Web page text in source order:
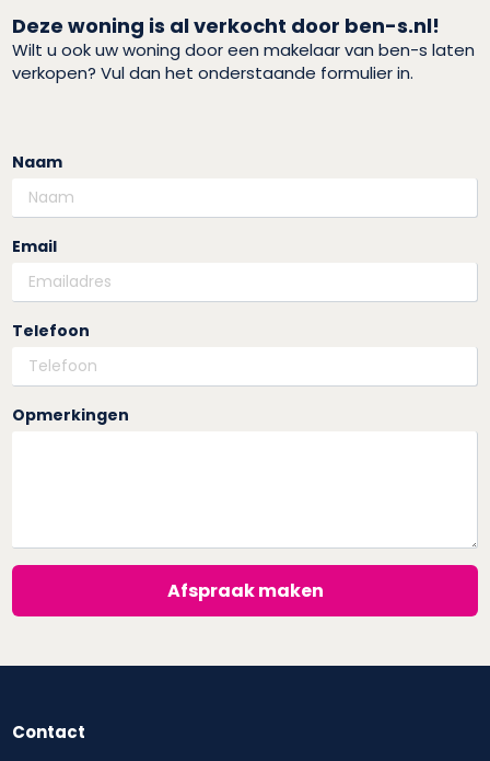
Deze woning is al verkocht door ben-s.nl!
Wilt u ook uw woning door een makelaar van ben-s laten
verkopen? Vul dan het onderstaande formulier in.
Naam
Email
Telefoon
Opmerkingen
Afspraak maken
Contact